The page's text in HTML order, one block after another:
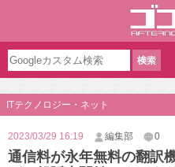
ITテクノロジー・ネット
2023/03/29 16:19 編集部 0
通信料が永年無料の翻訳